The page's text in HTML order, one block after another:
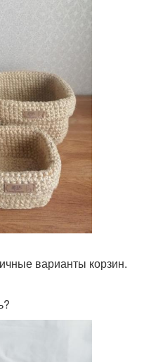
варианты корзин.